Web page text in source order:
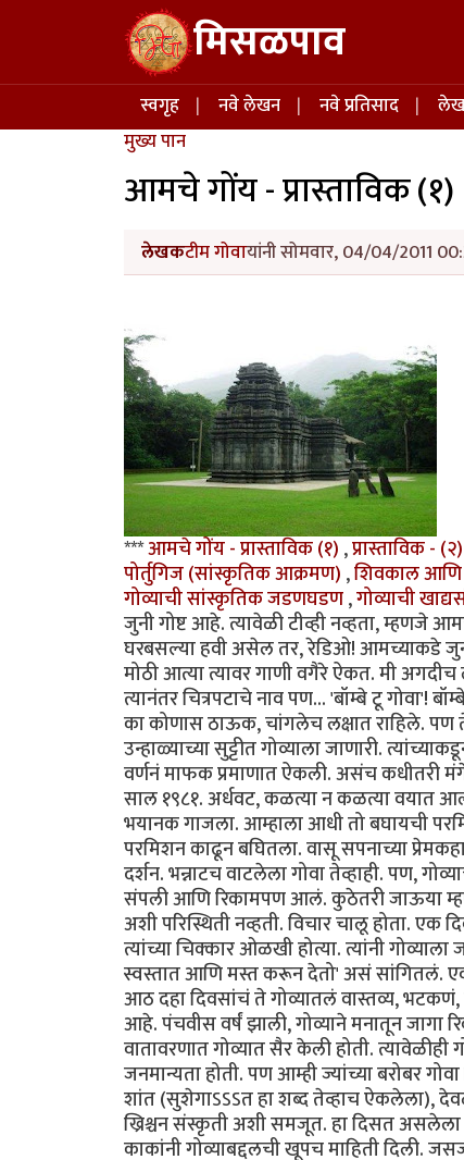
Skip to main content मिसळपाव
Main navigation
स्वगृह नवे लेखन नवे प्रतिसाद लेख
मुख्य पान
आमचे गोंय - प्रास्ताविक (१)
लेखकटीम गोवायांनी सोमवार, 04/04/2011
***आमचे गोंय - प्रास्ताविक (१),प्रास्ताविक - (२)
पोर्तुगिज (सांस्कृतिक आक्रमण),शिवकाल आणि
गोव्याची सांस्कृतिक जडणघडण,गोव्याची
जुनी गोष्ट आहे. त्यावेळी टीव्ही नव्हता,
घरबसल्या हवी असेल तर, रेडिओ! आमच्याकडे
मोठी आत्या त्यावर गाणी वगैरे ऐकत. मी
त्यानंतर चित्रपटाचे नाव पण... 'बॉम्बे टू गोवा'!
का कोणास ठाऊक, चांगलेच लक्षात राहिले. पण
उन्हाळ्याच्या सुट्टीत गोव्याला जाणारी.
वर्णनं माफक प्रमाणात ऐकली. असंच कधीतरी
साल १९८१. अर्धवट, कळत्या न कळत्या वयात
भयानक गाजला. आम्हाला आधी तो बघायची
परमिशन काढून बघितला. वासू सपनाच्या
दर्शन. भन्नाटच वाटलेला गोवा तेव्हाही. पण,
संपली आणि रिकामपण आलं. कुठेतरी जाऊया
अशी परिस्थिती नव्हती. विचार चालू होता. एक
त्यांच्या चिक्कार ओळखी होत्या. त्यांनी
स्वस्तात आणि मस्त करून देतो' असं सांगितलं. एवढं
आठ दहा दिवसांचं ते गोव्यातलं वास्तव्य,
आहे. पंचवीस वर्षं झाली, गोव्याने मनातून जागा
वातावरणात गोव्यात सैर केली होती.
जनमान्यता होती. पण आम्ही ज्यांच्या बरोबर
शांत (सुशेगाऽऽऽत हा शब्द तेव्हाच ऐकलेला),
ख्रिश्चन संस्कृती अशी समजूत. हा दिसत असलेला
काकांनी गोव्याबद्दलची खूपच माहिती दिली.